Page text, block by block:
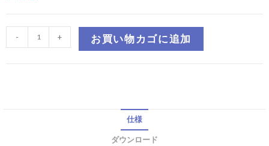
- + お買い物カゴに追加
仕様
ダウンロード